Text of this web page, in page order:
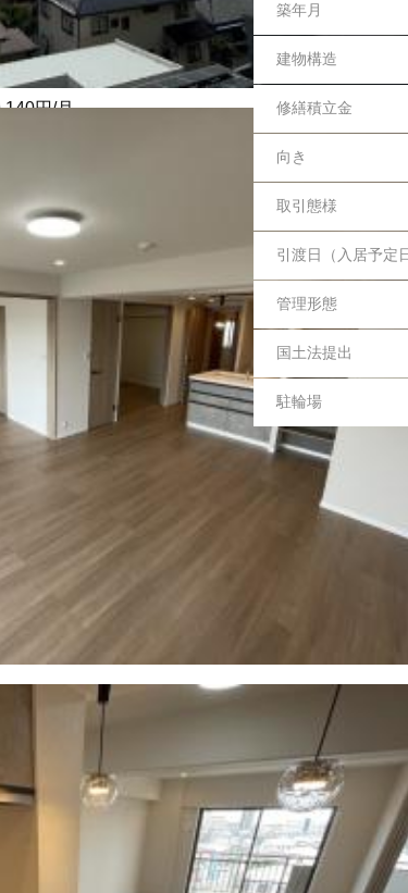
上10階 5階のお部屋 築年月
戸 建物構造
円/月 修繕積立金
向き
準工業 取引態様
引渡日（入居予定
家 管理形態
有権 国土法提出
有 500円/月 駐輪場
スーパー徒歩5分以内、敷地内駐車場、南向き、
ョン済、全室フローリング
実施年月：2026年8月
システムキッチン／ユニットバス／洗面化粧台／ト
ステムキッチン／新規交換■ユニットバス／新
具／新規交換■配管更新■クロス全室／新規貼替■床